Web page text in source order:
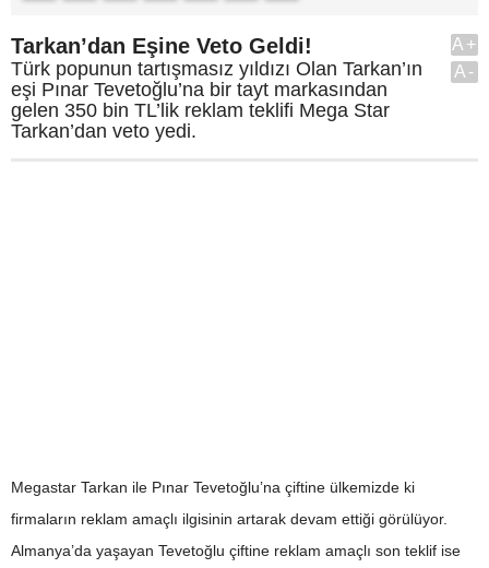
Tarkan’dan Eşine Veto Geldi!
Türk popunun tartışmasız yıldızı Olan Tarkan’ın
eşi Pınar Tevetoğlu’na bir tayt markasından
gelen 350 bin TL’lik reklam teklifi Mega Star
Tarkan’dan veto yedi.
A+
A-
Megastar Tarkan ile Pınar Tevetoğlu’na çiftine ülkemizde ki
firmaların reklam amaçlı ilgisinin artarak devam ettiği görülüyor.
Almanya’da yaşayan Tevetoğlu çiftine reklam amaçlı son teklif ise